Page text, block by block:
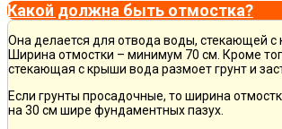
Какой должна быть отмостка?
Она делается для отвода воды, стекающей
Ширина отмостки – минимум 70 см. Кроме
стекающая с крыши вода размоет грунт и
Если грунты просадочные, то ширина
на 30 см шире фундаментных пазух.